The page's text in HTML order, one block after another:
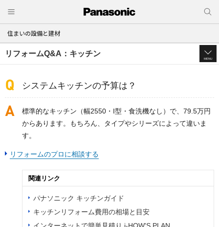
住まいの設備と建材
リフォームQ&A：キッチン
MENU
システムキッチンの予算は？
標準的なキッチン（幅2550・I型・食洗機なし）で、79.5万円
からあります。もちろん、タイプやシリーズによって違いま
す。
リフォームのプロに相談する
関連リンク
パナソニック キッチンガイド
キッチンリフォーム費用の相場と目安